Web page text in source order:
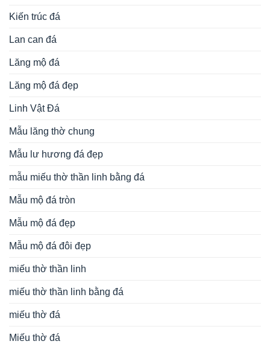
Kiến trúc đá
Lan can đá
Lăng mộ đá
Lăng mộ đá đẹp
Linh Vật Đá
Mẫu lăng thờ chung
Mẫu lư hương đá đẹp
mẫu miếu thờ thần linh bằng đá
Mẫu mộ đá tròn
Mẫu mộ đá đẹp
Mẫu mộ đá đôi đẹp
miếu thờ thần linh
miếu thờ thần linh bằng đá
miếu thờ đá
Miếu thờ đá